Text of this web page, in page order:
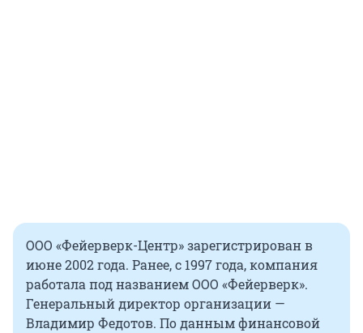
ООО «Фейерверк-Центр» зарегистрирован в
июне 2002 года. Ранее, с 1997 года, компания
работала под названием ООО «Фейерверк».
Генеральный директор организации —
Владимир Федотов. По данным финансовой